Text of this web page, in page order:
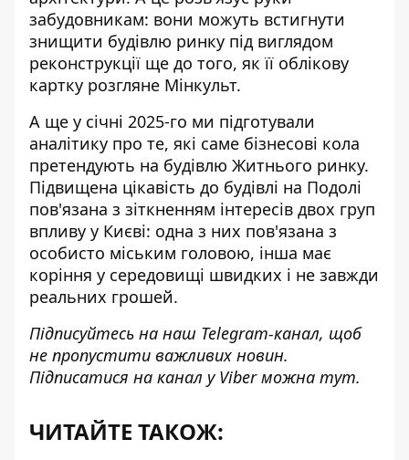
забудовникам: вони можуть встигнути
знищити будівлю ринку під виглядом
реконструкції ще до того, як її облікову
картку розгляне Мінкульт.
А ще у січні 2025-го ми підготували
аналітику про те, які саме бізнесові кола
претендують на будівлю Житнього ринку.
Підвищена цікавість до будівлі на Подолі
пов'язана з зіткненням інтересів двох груп
впливу у Києві: одна з них пов'язана з
особисто міським головою, інша має
коріння у середовищі швидких і не завжди
реальних грошей.
Підписуйтесь на наш Telegram-канал, щоб
не пропустити важливих новин.
Підписатися на канал у Viber можна тут.
ЧИТАЙТЕ ТАКОЖ: